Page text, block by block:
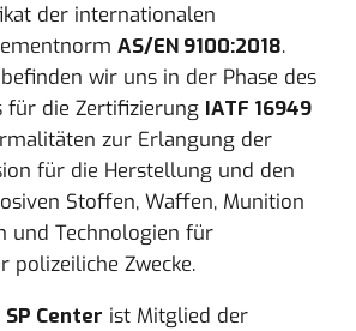
der internationalen
AS/EN 9100:2018.
wir uns in der Phase des
für die Zertifizierung IATF 16949
zur Erlangung der
für die Herstellung und den
Stoffen, Waffen, Munition
und Technologien für
polizeiliche Zwecke.
SP Center ist Mitglied der